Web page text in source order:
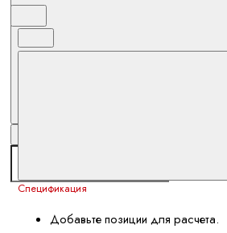
Спецификация
Добавьте позиции для расчета.